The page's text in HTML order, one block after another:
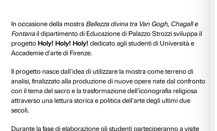
Dettagli
dal 24 settembre 2015
al 24 gennaio 2016